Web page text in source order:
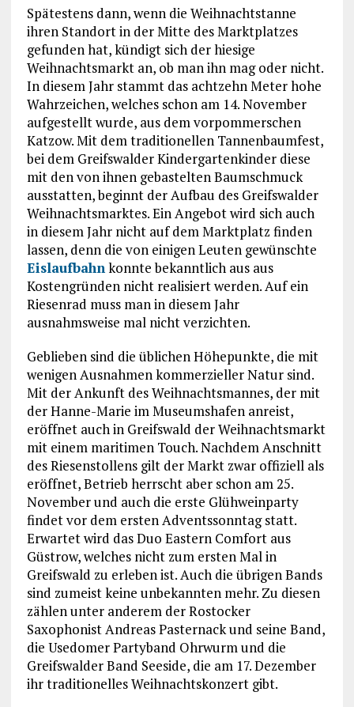
Spätestens dann, wenn die Weihnachtstanne
ihren Standort in der Mitte des Marktplatzes
gefunden hat, kündigt sich der hiesige
Weihnachtsmarkt an, ob man ihn mag oder nicht.
In diesem Jahr stammt das achtzehn Meter hohe
Wahrzeichen, welches schon am 14. November
aufgestellt wurde, aus dem vorpommerschen
Katzow. Mit dem traditionellen Tannenbaumfest,
bei dem Greifswalder Kindergartenkinder diese
mit den von ihnen gebastelten Baumschmuck
ausstatten, beginnt der Aufbau des Greifswalder
Weihnachtsmarktes. Ein Angebot wird sich auch
in diesem Jahr nicht auf dem Marktplatz finden
lassen, denn die von einigen Leuten gewünschte
Eislaufbahn konnte bekanntlich aus aus
Kostengründen nicht realisiert werden. Auf ein
Riesenrad muss man in diesem Jahr
ausnahmsweise mal nicht verzichten.
Geblieben sind die üblichen Höhepunkte, die mit
wenigen Ausnahmen kommerzieller Natur sind.
Mit der Ankunft des Weihnachtsmannes, der mit
der Hanne-Marie im Museumshafen anreist,
eröffnet auch in Greifswald der Weihnachtsmarkt
mit einem maritimen Touch. Nachdem Anschnitt
des Riesenstollens gilt der Markt zwar offiziell als
eröffnet, Betrieb herrscht aber schon am 25.
November und auch die erste Glühweinparty
findet vor dem ersten Adventssonntag statt.
Erwartet wird das Duo Eastern Comfort aus
Güstrow, welches nicht zum ersten Mal in
Greifswald zu erleben ist. Auch die übrigen Bands
sind zumeist keine unbekannten mehr. Zu diesen
zählen unter anderem der Rostocker
Saxophonist Andreas Pasternack und seine Band,
die Usedomer Partyband Ohrwurm und die
Greifswalder Band Seeside, die am 17. Dezember
ihr traditionelles Weihnachtskonzert gibt.